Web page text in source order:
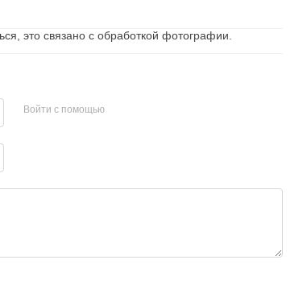
это связано с обработкой фотографии.
Войти с помощью